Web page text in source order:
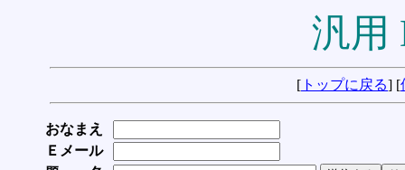
汎用
[ トップに戻る] [
おなまえ
Ｅメール